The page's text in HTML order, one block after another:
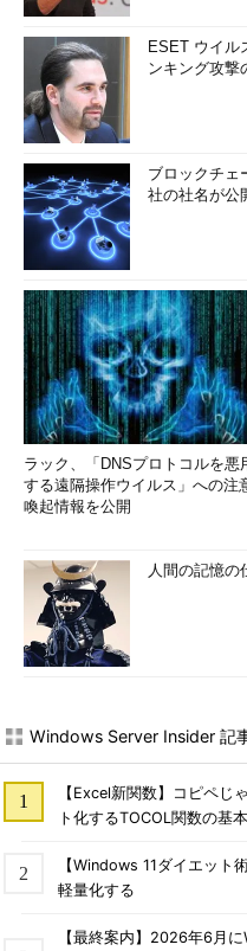
ESET ウイル
ンキング攻撃
ブロックチェ
社の社名が公
ラック、「DNSプロトコルを悪
する遠隔操作ウイルス」への注
喚起情報を公開
人間の記憶の
Windows Server Insider 記
【Excel新関数】コピペ
ト化するTOCOL関数の基
【Windows 11ダイエット
軽量化する
【最終案内】2026年6月